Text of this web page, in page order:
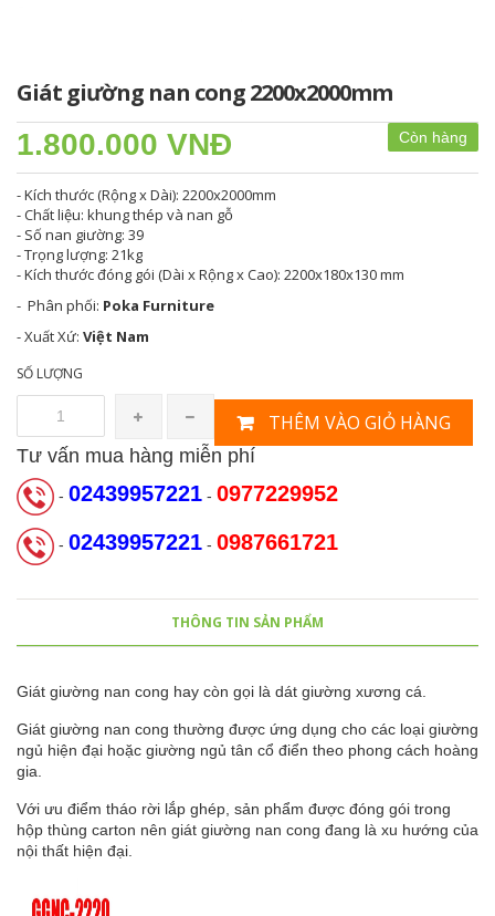
Giát giường nan cong 2200x2000mm
Còn hàng
1.800.000 VNĐ
- Kích thước (Rộng x Dài): 2200x2000mm
- Chất liệu: khung thép và nan gỗ
- Số nan giường: 39
- Trọng lượng: 21kg
- Kích thước đóng gói (Dài x Rộng x Cao): 2200x180x130 mm
- Phân phối: Poka Furniture
- Xuất Xứ: Việt Nam
SỐ LƯỢNG
THÊM VÀO GIỎ HÀNG
Tư vấn mua hàng miễn phí
- 02439957221 - 0977229952
- 02439957221 - 0987661721
THÔNG TIN SẢN PHẨM
Giát giường nan cong hay còn gọi là dát giường xương cá.
Giát giường nan cong thường được ứng dụng cho các loại giường
ngủ hiện đại hoặc giường ngủ tân cổ điển theo phong cách hoàng
gia.
Với ưu điểm tháo rời lắp ghép, sản phẩm được đóng gói trong
hộp thùng carton nên giát giường nan cong đang là xu hướng của
nội thất hiện đại.